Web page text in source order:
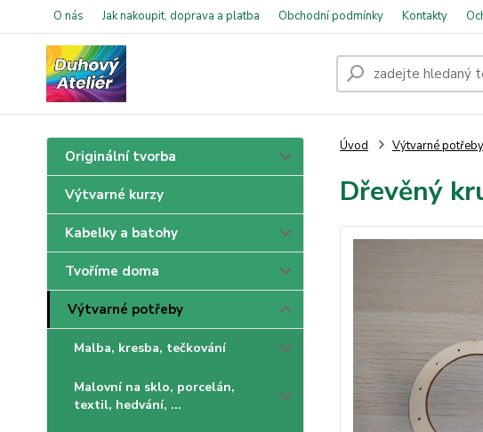
O nás Jak nakoupit, doprava a platba Obchodní podmínky Kontakty
Originální tvorba
Výtvarné kurzy
Kabelky a batohy
Tvoříme doma
Výtvarné potřeby
Malba, kresba, tečkování
Malovní na sklo, porcelán,
textil, hedvání, ...
Úvod Výtvarné potřeby
Dřevěný